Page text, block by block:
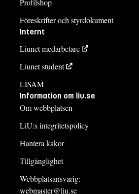
Profilshop
Föreskrifter och styrdokument
Internt
Liunet medarbetare
Liunet student
LISAM
Information om liu.se
Om webbplatsen
LiU:s integritetspolicy
Hantera kakor
Tillgänglighet
Webbplatsansvarig:
webmaster@liu.se